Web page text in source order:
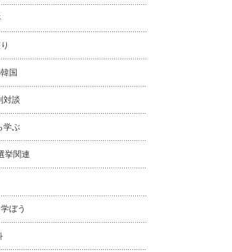
国
対談
学ぶ
挙関連
ぼう